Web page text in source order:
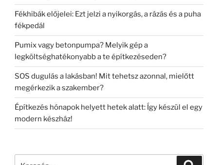
Fékhibák előjelei: Ezt jelzi a nyikorgás, a rázás és a puha
fékpedál
Pumix vagy betonpumpa? Melyik gép a
legköltséghatékonyabb a te építkezéseden?
SOS dugulás a lakásban! Mit tehetsz azonnal, mielőtt
megérkezik a szakember?
Építkezés hónapok helyett hetek alatt: Így készül el egy
modern készház!